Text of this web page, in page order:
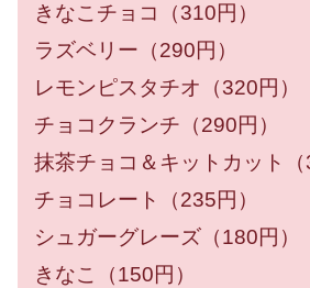
きなこチョコ（310円）
ラズベリー（290円）
レモンピスタチオ（320円）
チョコクランチ（290円）
抹茶チョコ＆キットカット（
チョコレート（235円）
シュガーグレーズ（180円）
きなこ（150円）